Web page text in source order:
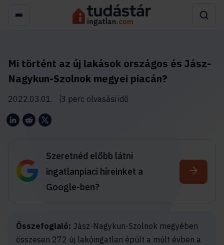
Mi történt az új lakások országos és Jász-
Nagykun-Szolnok megyei piacán?
2022.03.01. 3 perc olvasási idő
Szeretnéd előbb látni
ingatlanpiaci híreinket a
Google-ben?
Összefoglaló: Jász-Nagykun-Szolnok megyében
összesen 272 új lakóingatlan épült a múlt évben a